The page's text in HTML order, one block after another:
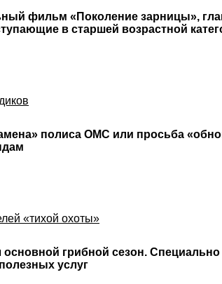
фильм «Поколение зарницы»,
в старшей возрастной
полиса ОМС или просьба
«тихой охоты»
основной грибной сезон.
услуг